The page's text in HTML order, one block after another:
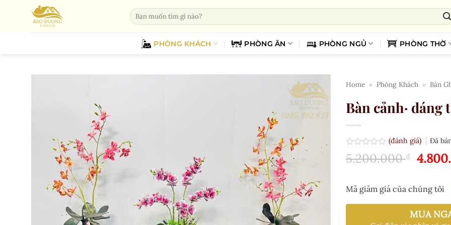
Tìm
kiếm:
PHÒNG KHÁCH PHÒNG ĂN PHÒNG NGỦ PHÒNG THỜ
Home » Phòng Khách » Bàn
Bàn cảnh· dáng
Được
xếp
5
sao
(đánh giá) Đã
5.200.000₫ Giá
là:
Mã giảm giá của chúng tôi
MUA